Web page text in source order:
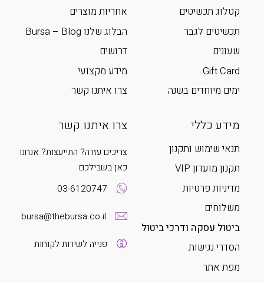
קטלוג תכשיטים
תכשיטים לגבר
שעונים
Gift Card
ימים מיוחדים בשנה
אחריות מוצרים
הבלוג שלנו Bursa – Blog
דרושים
מידע מקצועי
צרו איתנו קשר
מידע כללי
תנאי שימוש ותקנון
תקנון מועדון VIP
מדיניות פרטיות
משלוחים
ביטול עסקה ודרכי ביטול
הסדרי נגישות
מפת אתר
צרו איתנו קשר
צריכים עזרה? התייעצות? אנחנו
כאן בשבילכם
03-6120747
bursa@thebursa.co.il
פנייה לשירות לקוחות